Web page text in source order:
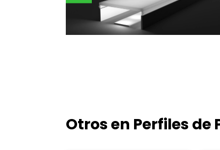
Otros en Perfiles